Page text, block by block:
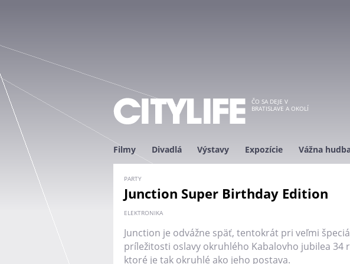
ČO SA DEJE V
BRATISLAVE A OKOLÍ
Filmy Divadlá Výstavy Expozície Vážna
PARTY
Junction Super Birthday Edition
ELEKTRONIKA
Junction je odvážne späť, tentokrát pri veľmi
príležitosti oslavy okruhlého Kabalovho jubilea 34
ktoré je tak okruhlé ako jeho postava.